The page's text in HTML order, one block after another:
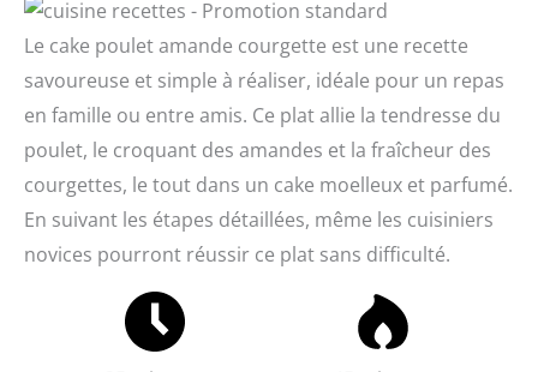
Le cake poulet amande courgette est une recette
savoureuse et simple à réaliser, idéale pour un repas
en famille ou entre amis. Ce plat allie la tendresse du
poulet, le croquant des amandes et la fraîcheur des
courgettes, le tout dans un cake moelleux et parfumé.
En suivant les étapes détaillées, même les cuisiniers
novices pourront réussir ce plat sans difficulté.